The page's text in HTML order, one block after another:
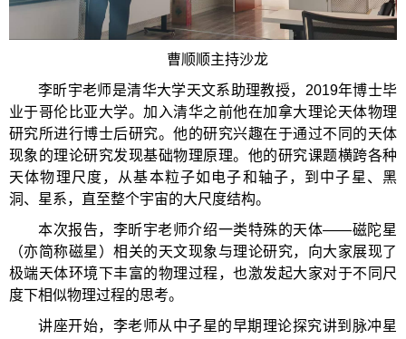
曹顺顺主持沙龙
李昕宇老师是清华大学天文系助理教授，2019年博士毕
业于哥伦比亚大学。加入清华之前他在加拿大理论天体物理
研究所进行博士后研究。他的研究兴趣在于通过不同的天体
现象的理论研究发现基础物理原理。他的研究课题横跨各种
天体物理尺度，从基本粒子如电子和轴子，到中子星、黑
洞、星系，直至整个宇宙的大尺度结构。
本次报告，李昕宇老师介绍一类特殊的天体——磁陀星
（亦简称磁星）相关的天文现象与理论研究，向大家展现了
极端天体环境下丰富的物理过程，也激发起大家对于不同尺
度下相似物理过程的思考。
讲座开始，李老师从中子星的早期理论探究讲到脉冲星